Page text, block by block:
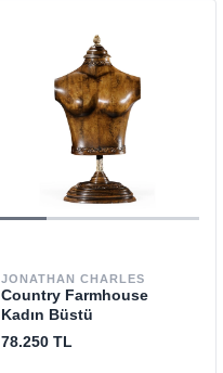
JONATHAN CHARLES
Country Farmhouse
Kadın Büstü
78.250 TL